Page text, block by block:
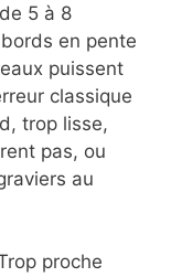
5 à 8
en pente
puissent
classique
trop lisse,
pas, ou
au
proche